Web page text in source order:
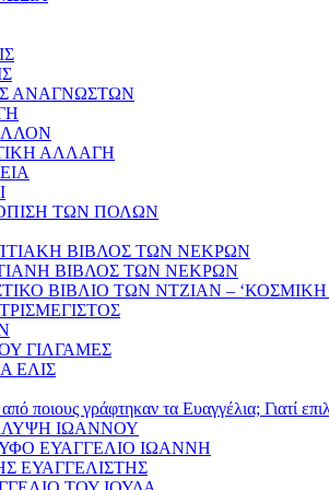
ΑΝΑΓΝΩΣΤΩΝ
ΑΛΛΑΓΗ
ΤΩΝ ΠΟΛΩΝ
ΒΙΒΛΟΣ ΤΩΝ ΝΕΚΡΩΝ
ΒΙΒΛΟΣ ΤΩΝ ΝΕΚΡΩΝ
ΒΙΒΛΙΟ ΤΩΝ ΝΤΖΙΑΝ – ‘ΚΟΣΜΙΚΗ
ΓΙΛΓΑΜΕΣ
ΕΛΙΣ
ποιους γράφτηκαν τα Ευαγγέλια; Γιατί
ΙΩΑΝΝΟΥ
ΕΥΑΓΓΕΛΙΟ ΙΩΑΝΝΗ
ΕΥΑΓΓΕΛΙΣΤΗΣ